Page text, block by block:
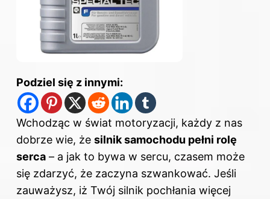
Podziel się z innymi:
Wchodząc w świat motoryzacji, każdy z nas
dobrze wie, że silnik samochodu pełni rolę
serca – a jak to bywa w sercu, czasem może
się zdarzyć, że zaczyna szwankować. Jeśli
zauważysz, iż Twój silnik pochłania więcej